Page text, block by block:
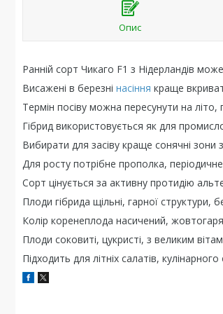
Опис
Ранній сорт Чикаго F1 з Нідерландів
Висажені в березні насіння краще
Термін посіву можна пересунути на
Гібрид використовується як для
Вибирати для засіву краще сонячні зони
Для росту потрібне прополка,
Сорт цінується за активну протидію
Плоди гібрида щільні, гарної структури,
Колір коренеплода насичений,
Плоди соковиті, цукристі, з великим
Підходить для літніх салатів,